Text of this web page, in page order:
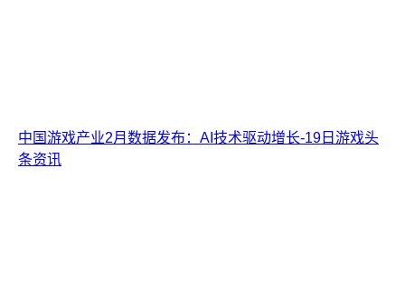
中国游戏产业2月数据发布：AI技术驱动增长-19日游戏头
条资讯